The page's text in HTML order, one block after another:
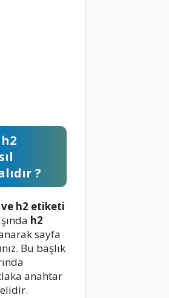
?
ve h2 etiketi
h2
sayfa
Bu başlık
anahtar